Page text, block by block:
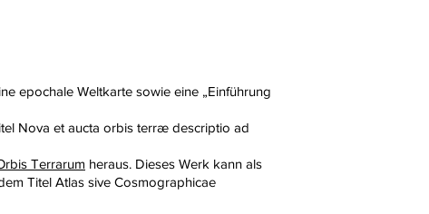
epochale Weltkarte sowie eine „Einführung
Nova et aucta orbis terræ descriptio ad
Terrarum heraus. Dieses Werk kann als
Titel Atlas sive Cosmographicae